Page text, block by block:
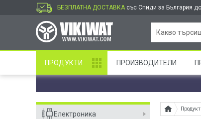
БЕЗПЛАТНА ДОСТАВКА със Спиди за България
ПРОДУКТИ ПРОИЗВОДИТЕЛИ
Електроника